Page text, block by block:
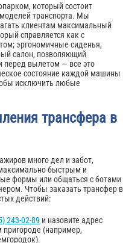
который состоит
транспорта. Мы
клиентам максимальный
справляется как с
эргономичные сиденья,
салон, позволяющий
перед вылетом — все это
состояние каждой машины
исключить любые
трансфера в
много дел и забот,
быстрым и
формы или общаться с ботами
Чтобы заказать трансфер в
действий:
243-02-89 и назовите адрес
(например,